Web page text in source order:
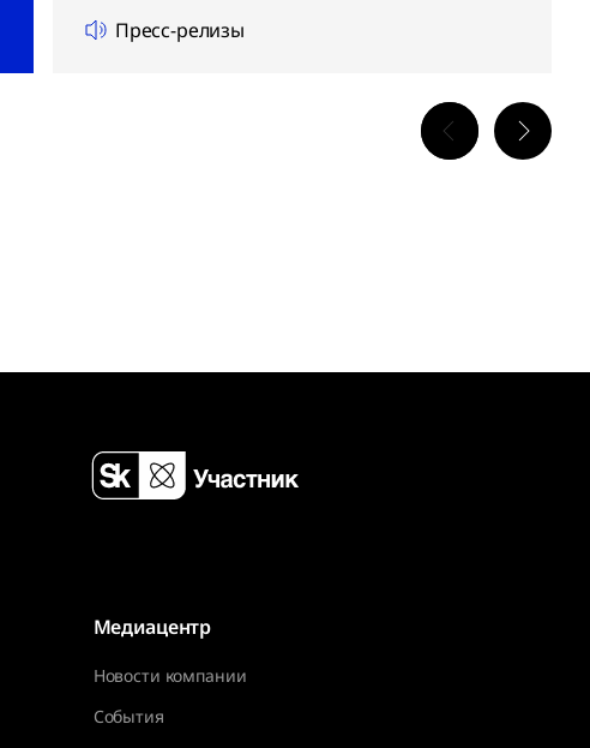
Пресс-релизы
Медиацентр
Новости компании
События